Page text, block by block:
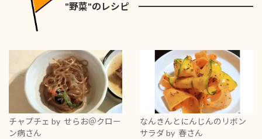
"野菜"のレシピ
チャプチェ by せらお＠クロー
ン病さん
なんきんとにんじんのリボン
サラダ by 春さん